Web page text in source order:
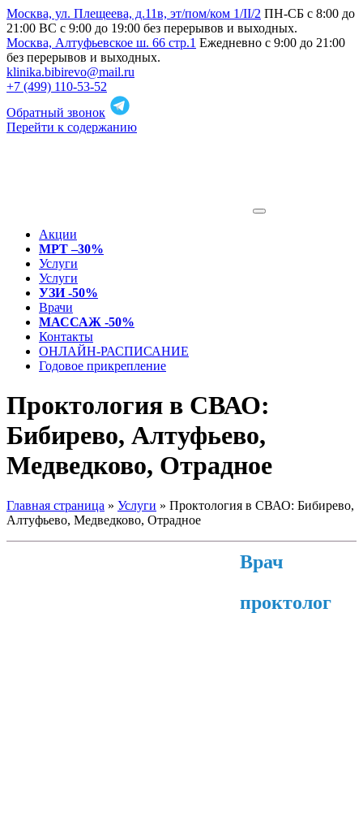
Москва, ул. Плещеева, д.11в, эт/пом/ком 1/II/2 ПН-СБ с 8:00 до
21:00 ВС с 9:00 до 19:00 без перерывов и выходных.
Москва, Алтуфьевское ш. 66 стр.1 Ежедневно с 9:00 до 21:00
без перерывов и выходных.
klinika.bibirevo@mail.ru
+7 (499) 110-53-52
Обратный звонок
Перейти к содержанию
Акции
МРТ –30%
Услуги
Услуги
УЗИ -50%
Врачи
МАССАЖ -50%
Контакты
ОНЛАЙН-РАСПИСАНИЕ
Годовое прикрепление
Проктология в СВАО:
Бибирево, Алтуфьево,
Медведково, Отрадное
Главная страница » Услуги » Проктология в СВАО: Бибирево,
Алтуфьево, Медведково, Отрадное
Врач
проктолог